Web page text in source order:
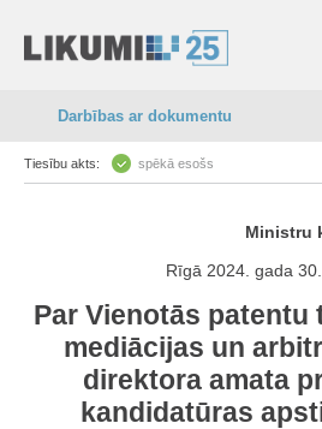
Darbības ar dokumentu
Tiesību akts: spēkā esošs
Ministru
Rīgā 2024. gada
Par Vienotās patentu
mediācijas un
direktora amata
kandidatūras